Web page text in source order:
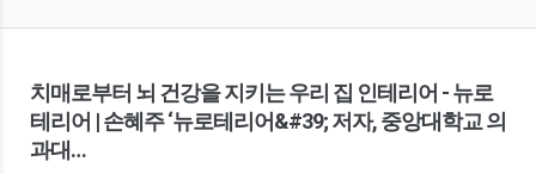
치매로부터 뇌 건강을 지키는 우리 집 인테리어 - 뉴로
테리어 | 손혜주 ‘뉴로테리어&#39; 저자, 중앙대학교 의
과대…